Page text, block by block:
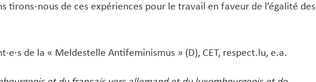
tirons-nous de ces expériences pour le travail en faveur de l’égalité des
de la « Meldestelle Antifeminismus » (D), CET, respect.lu, e.a.